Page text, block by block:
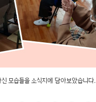
모습들을 소식지에 담아보았습니다.